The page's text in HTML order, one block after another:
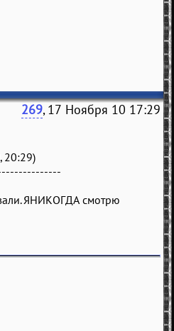
269, 17 Ноября 10 17:29
20:29)
ЯНИКОГДА смотрю